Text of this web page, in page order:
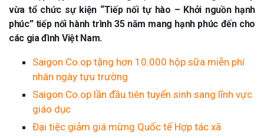
vừa tổ chức sự kiện “Tiếp nối tự hào – Khởi nguồn hạnh
phúc” tiếp nối hành trình 35 năm mang hạnh phúc đến cho
các gia đình Việt Nam.
Saigon Co.op tặng hơn 10.000 hộp sữa miễn phí
nhân ngày tựu trường
Saigon Co.op lần đầu tiên tuyển sinh sang lĩnh vực
giáo dục
Đại tiệc giảm giá mừng Quốc tế Hợp tác xã